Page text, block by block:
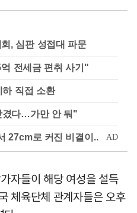
, 심판 성접대 파문
전세금 편취 사기"
하 직접 소환
겼다…가만 안 둬"
자들이 해당 여성을 설득
체육단체 관계자들은 오후